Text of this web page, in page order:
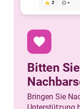
favorite
Bitten
Bringen Sie